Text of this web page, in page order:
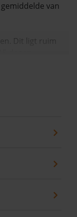
van
Dit ligt ruim
De gemiddelde
gestegen.